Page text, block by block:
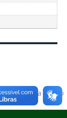
Voltar para o topo